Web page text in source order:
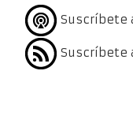
Suscríbete
Suscríbete